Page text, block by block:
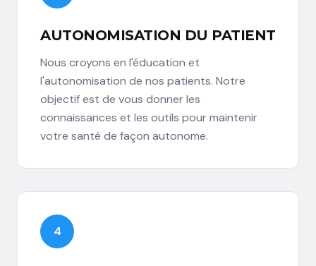
AUTONOMISATION DU PATIENT
Nous croyons en l'éducation et
l'autonomisation de nos patients. Notre
objectif est de vous donner les
connaissances et les outils pour maintenir
votre santé de façon autonome.
4